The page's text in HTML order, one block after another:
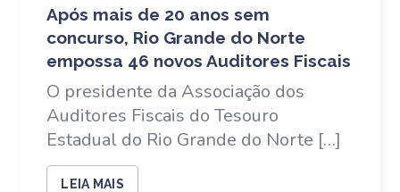
Após mais de 20 anos sem
concurso, Rio Grande do Norte
empossa 46 novos Auditores Fiscais
O presidente da Associação dos
Auditores Fiscais do Tesouro
Estadual do Rio Grande do Norte […]
LEIA MAIS